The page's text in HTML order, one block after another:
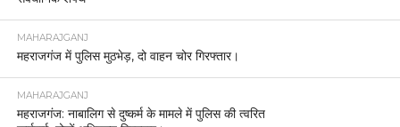
MAHARAJGANJ
महराजगंज में पुलिस मुठभेड़, दो वाहन चोर गिरफ्तार।
MAHARAJGANJ
महराजगंज: नाबालिग से दुष्कर्म के मामले में पुलिस की त्वरित